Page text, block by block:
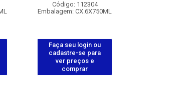
Código: 112304
Embalagem: CX.6X750ML
Faça seu login ou
cadastre-se para
ver preços e
comprar